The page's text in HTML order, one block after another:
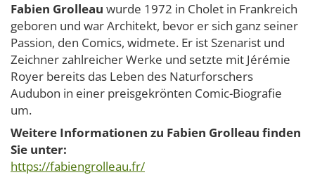
Fabien Grolleau wurde 1972 in Cholet in Frankreich
geboren und war Architekt, bevor er sich ganz seiner
Passion, den Comics, widmete. Er ist Szenarist und
Zeichner zahlreicher Werke und setzte mit Jérémie
Royer bereits das Leben des Naturforschers
Audubon in einer preisgekrönten Comic-Biografie
um.
Weitere Informationen zu Fabien Grolleau finden
Sie unter:
https://fabiengrolleau.fr/